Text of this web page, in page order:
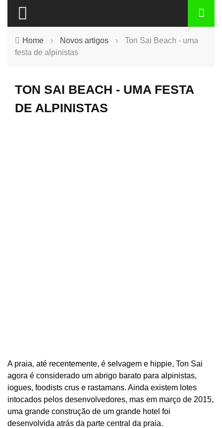
Home › Novos artigos ›
Ton Sai Beach - uma
festa de alpinistas
TON SAI BEACH - UMA FESTA
DE ALPINISTAS
A praia, até recentemente, é selvagem e hippie, Ton Sai
agora é considerado um abrigo barato para alpinistas,
iogues, foodists crus e rastamans. Ainda existem lotes
intocados pelos desenvolvedores, mas em março de 2015,
uma grande construção de um grande hotel foi
desenvolvida atrás da parte central da praia.